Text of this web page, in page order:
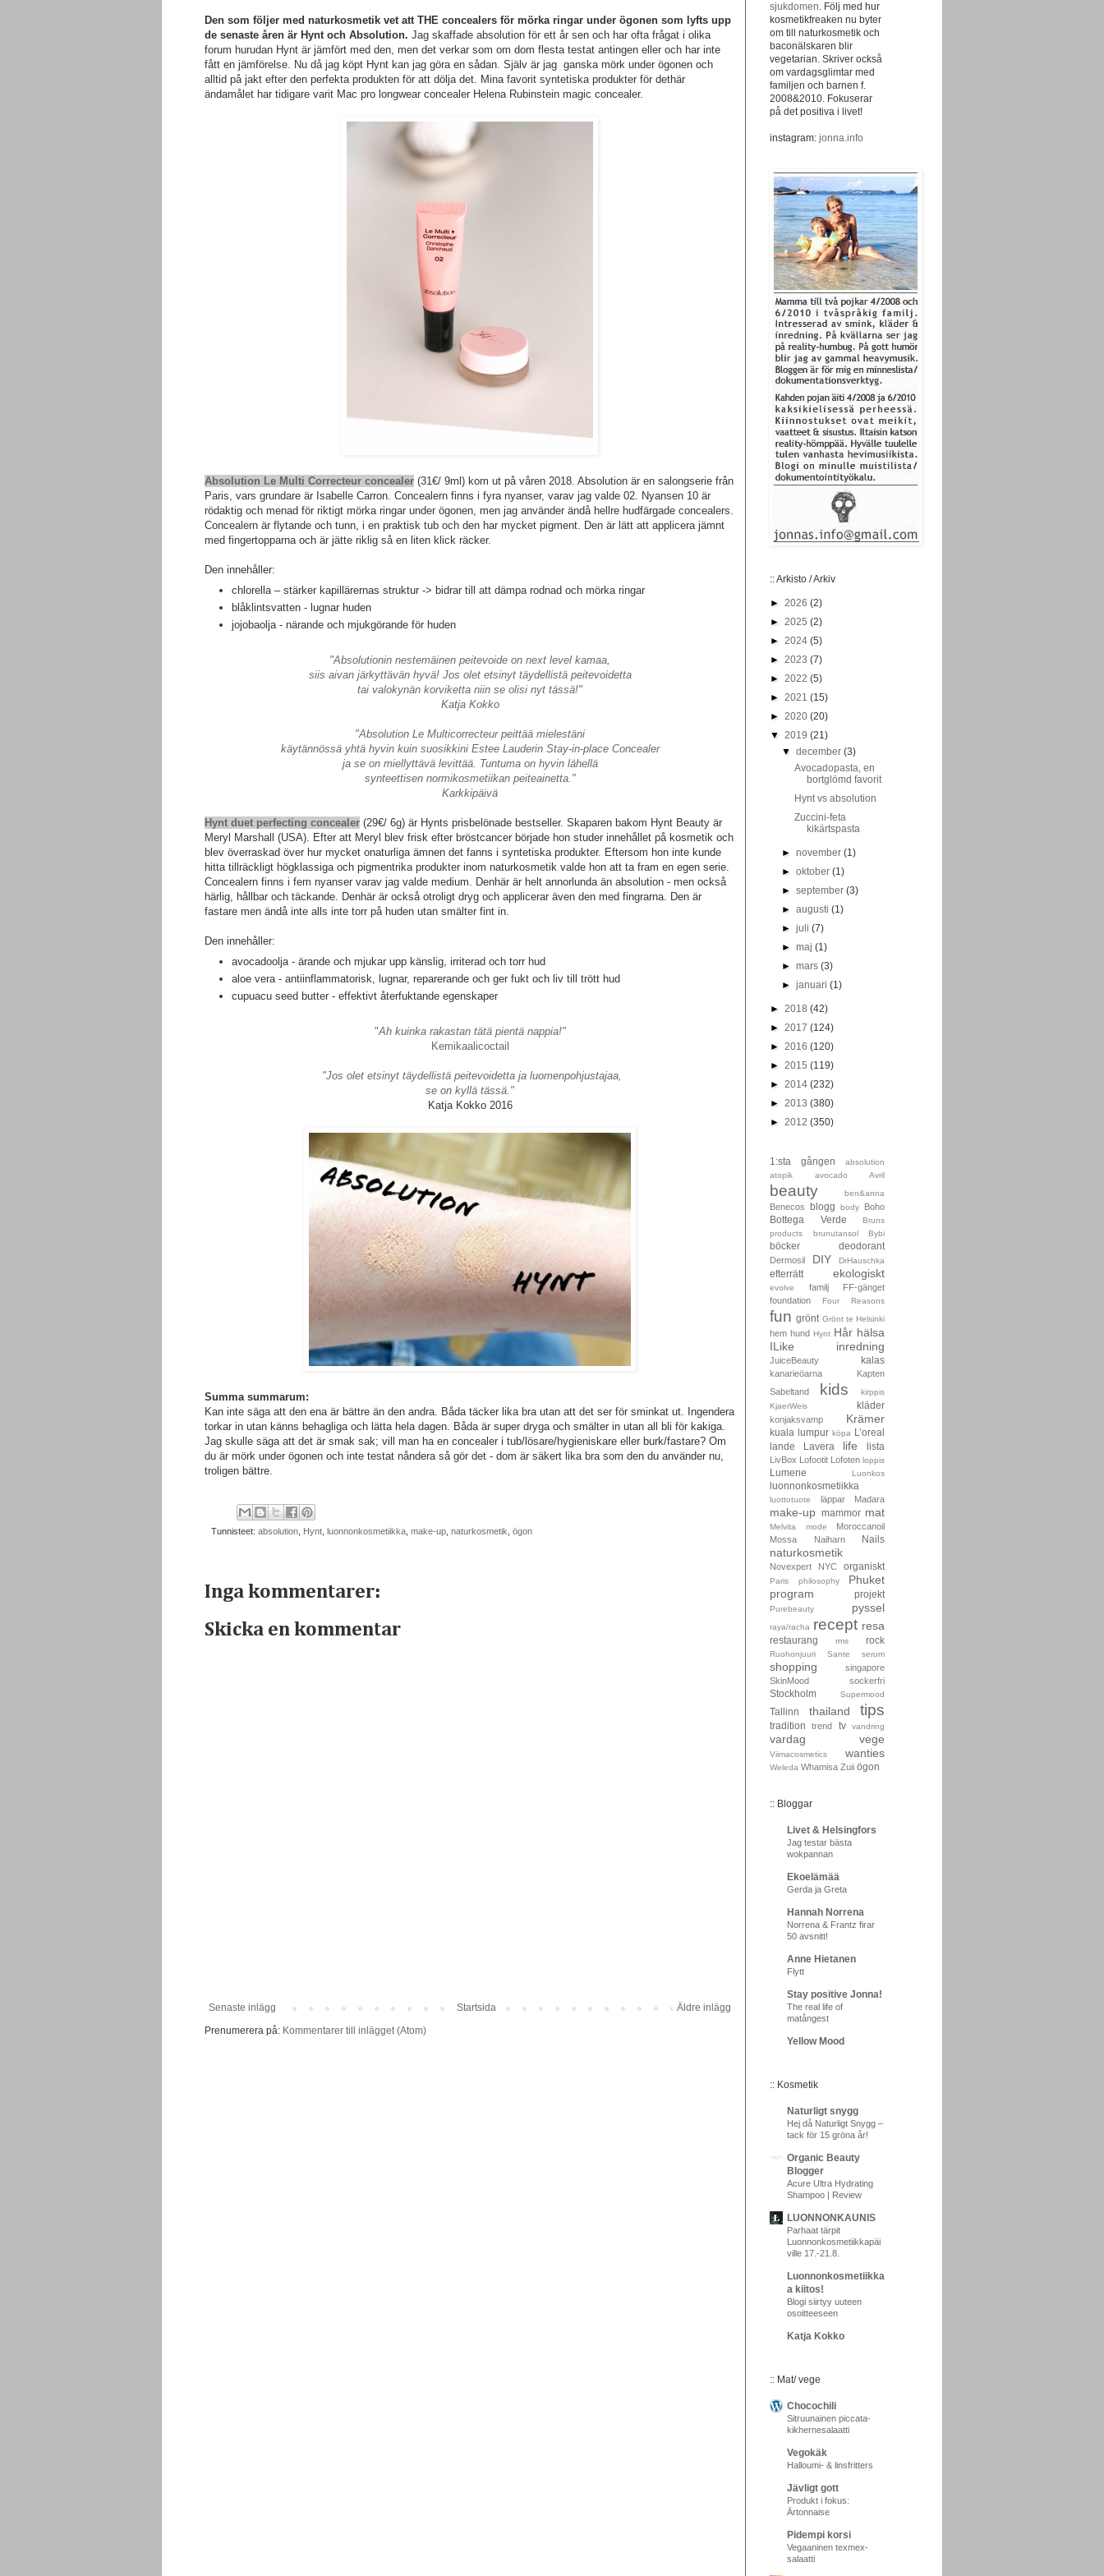
Den som följer med naturkosmetik vet att THE concealers för mörka ringar under ögonen som lyfts upp
de senaste åren är Hynt och Absolution. Jag skaffade absolution för ett år sen och har ofta frågat i olika
forum hurudan Hynt är jämfört med den, men det verkar som om dom flesta testat antingen eller och har inte
fått en jämförelse. Nu då jag köpt Hynt kan jag göra en sådan. Själv är jag ganska mörk under ögonen och
alltid på jakt efter den perfekta produkten för att dölja det. Mina favorit syntetiska produkter för dethär
ändamålet har tidigare varit Mac pro longwear concealer Helena Rubinstein magic concealer.
Absolution Le Multi Correcteur concealer (31€/ 9ml) kom ut på våren 2018. Absolution är en salongserie från
Paris, vars grundare är Isabelle Carron. Concealern finns i fyra nyanser, varav jag valde 02. Nyansen 10 är
rödaktig och menad för riktigt mörka ringar under ögonen, men jag använder ändå hellre hudfärgade concealers.
Concealern är flytande och tunn, i en praktisk tub och den har mycket pigment. Den är lätt att applicera jämnt
med fingertopparna och är jätte riklig så en liten klick räcker.
Den innehåller:
chlorella – stärker kapillärernas struktur -> bidrar till att dämpa rodnad och mörka ringar
blåklintsvatten - lugnar huden
jojobaolja - närande och mjukgörande för huden
"Absolutionin nestemäinen peitevoide on next level kamaa,
siis aivan järkyttävän hyvä! Jos olet etsinyt täydellistä peitevoidetta
tai valokynän korviketta niin se olisi nyt tässä!"
Katja Kokko
"Absolution Le Multicorrecteur peittää mielestäni
käytännössä yhtä hyvin kuin suosikkini Estee Lauderin Stay-in-place Concealer
ja se on miellyttävä levittää. Tuntuma on hyvin lähellä
synteettisen normikosmetiikan peiteainetta."
Karkkipäivä
Hynt duet perfecting concealer (29€/ 6g) är Hynts prisbelönade bestseller. Skaparen bakom Hynt Beauty är
Meryl Marshall (USA). Efter att Meryl blev frisk efter bröstcancer började hon studer innehållet på kosmetik och
blev överraskad över hur mycket onaturliga ämnen det fanns i syntetiska produkter. Eftersom hon inte kunde
hitta tillräckligt högklassiga och pigmentrika produkter inom naturkosmetik valde hon att ta fram en egen serie.
Concealern finns i fem nyanser varav jag valde medium. Denhär är helt annorlunda än absolution - men också
härlig, hållbar och täckande. Denhär är också otroligt dryg och applicerar även den med fingrarna. Den är
fastare men ändå inte alls inte torr på huden utan smälter fint in.
Den innehåller:
avocadoolja - ärande och mjukar upp känslig, irriterad och torr hud
aloe vera - antiinflammatorisk, lugnar, reparerande och ger fukt och liv till trött hud
cupuacu seed butter - effektivt återfuktande egenskaper
"Ah kuinka rakastan tätä pientä nappia!"
Kemikaalicoctail
"Jos olet etsinyt täydellistä peitevoidetta ja luomenpohjustajaa,
se on kyllä tässä."
Katja Kokko 2016
Summa summarum:
Kan inte säga att den ena är bättre än den andra. Båda täcker lika bra utan att det ser för sminkat ut. Ingendera
torkar in utan känns behagliga och lätta hela dagen. Båda är super dryga och smälter in utan all bli för kakiga.
Jag skulle säga att det är smak sak; vill man ha en concealer i tub/lösare/hygieniskare eller burk/fastare? Om
du är mörk under ögonen och inte testat nåndera så gör det - dom är säkert lika bra som den du använder nu,
troligen bättre.
Tunnisteet: absolution Hynt luonnonkosmetiikka make-up naturkosmetik ögon
Inga kommentarer:
Skicka en kommentar
Senaste inlägg Äldre inlägg
Startsida
Prenumerera på: Kommentarer till inlägget (Atom)
sjukdomen. Följ med hur
kosmetikfreaken nu byter
om till naturkosmetik och
baconälskaren blir
vegetarian. Skriver också
om vardagsglimtar med
familjen och barnen f.
2008&2010. Fokuserar
på det positiva i livet!
instagram: jonna.info
:: Arkisto / Arkiv
► 2026 (2)
► 2025 (2)
► 2024 (5)
► 2023 (7)
► 2022 (5)
► 2021 (15)
► 2020 (20)
▼ 2019 (21)
▼december(3)
Avocadopasta, en
bortglömd favorit
Hynt vs absolution
Zuccini-feta
kikärtspasta
►november(1)
►oktober(1)
►september(3)
►augusti(1)
►juli(7)
►maj(1)
►mars(3)
►januari(1)
► 2018 (42)
► 2017 (124)
► 2016 (120)
► 2015 (119)
► 2014 (232)
► 2013 (380)
► 2012 (350)
1:sta gången
absolution
atopik
avocado Avril
beauty ben&anna
Benecos blogg body Boho
Bottega Verde
Bruns
products
brunutansol Bybi
böcker deodorant
Dermosil DIY DrHauschka
efterrätt ekologiskt
evolve familj
FF-gänget
foundation
Four Reasons
fun grönt Grönt te Helsinki
hem hund Hynt Hår hälsa
ILike
inredning
JuiceBeauty kalas
kanarieöarna
Kapten
Sabeltand
kids
kirppis
KjaerWeis
kläder
konjaksvamp Krämer
kuala lumpur köpa
L’oreal
lande
Lavera life lista
LivBox Lofootit Lofoten loppis
Lumene Luonkos
luonnonkosmetiikka
luottotuote läppar Madara
make-up mammor mat
Melvita mode
Moroccanoil
Mossa
Naiharn Nails
naturkosmetik
Novexpert NYC organiskt
Paris philosophy
Phuket
program
projekt
Purebeauty pyssel
raya/racha recept resa
restaurang rms rock
Ruohonjuuri Sante serum
shopping
singapore
SkinMood
sockerfri
Stockholm Supermood
Tallinn thailand tips
tradition trend tv vandring
vardag vege
Viimacosmetics wanties
Weleda Whamisa Zuii ögon
:: Bloggar
Livet & Helsingfors
Jag testar bästa
wokpannan
Ekoelämää
Gerda ja Greta
Hannah Norrena
Norrena & Frantz firar
50 avsnitt!
Anne Hietanen
Flytt
Stay positive Jonna!
The real life of
matångest
Yellow Mood
:: Kosmetik
Naturligt snygg
Hej då Naturligt Snygg –
tack för 15 gröna år!
Organic Beauty
Blogger
Acure Ultra Hydrating
Shampoo | Review
LUONNONKAUNIS
Parhaat tärpit
Luonnonkosmetiikkapäi
ville 17.-21.8.
Luonnonkosmetiikka
a kiitos!
Blogi siirtyy uuteen
osoitteeseen
Katja Kokko
:: Mat/ vege
Chocochili
Sitruunainen piccata-
kikhernesalaatti
Vegokäk
Halloumi- & linsfritters
Jävligt gott
Produkt i fokus:
Ärtonnaise
Pidempi korsi
Vegaaninen texmex-
salaatti